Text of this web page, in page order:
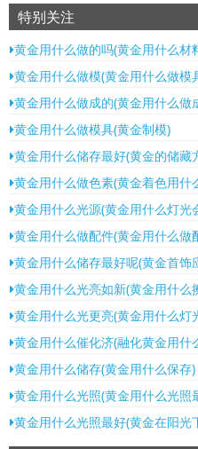
特别关注
黄金用什么做的吗(黄金用什么材
黄金用什么做模(黄金用什么做模
黄金用什么做成的(黄金用什么做
黄金用什么做模具(黄金制模)
黄金用什么储存最好(黄金的储藏
黄金用什么做色素(黄金着色用什
黄金用什么光源(黄金用什么灯光
黄金用什么做配件(黄金用什么做
黄金用什么储存最好呢(黄金首饰
黄金用什么光亮如新(黄金用什么
黄金用什么光更亮(黄金用什么灯
黄金用什么催化济(融化黄金用什
黄金用什么储存(黄金用什么保存)
黄金用什么光照(黄金用什么光照
黄金用什么光照最好(黄金在阳光